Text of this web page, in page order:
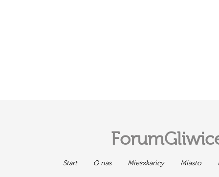
Start O nas Mieszkańcy Miasto